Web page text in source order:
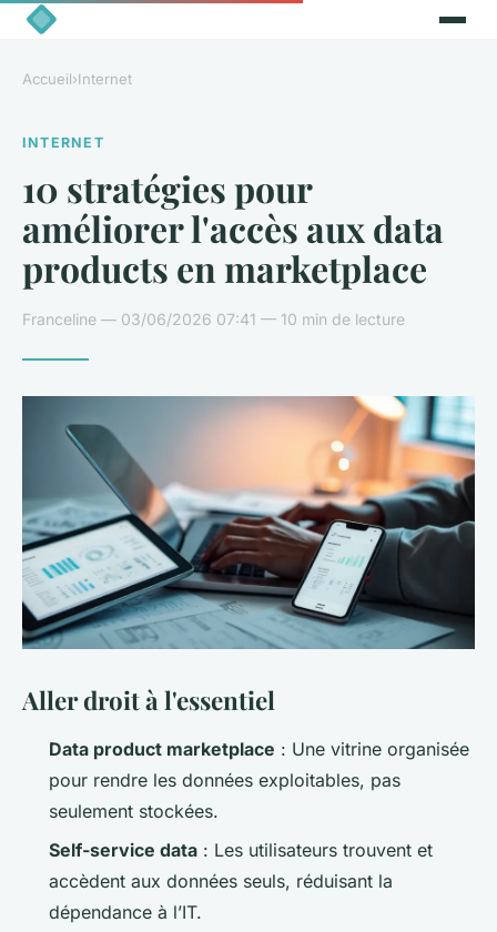
Accueil›Internet
INTERNET
10 stratégies pour
améliorer l'accès aux data
products en marketplace
Franceline — 03/06/2026 07:41 — 10 min de lecture
Aller droit à l'essentiel
Data product marketplace : Une vitrine organisée
pour rendre les données exploitables, pas
seulement stockées.
Self-service data : Les utilisateurs trouvent et
accèdent aux données seuls, réduisant la
dépendance à l’IT.